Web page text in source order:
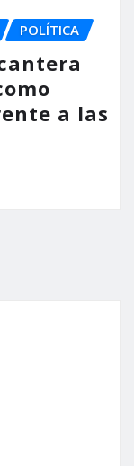
POLÍTICA
a las